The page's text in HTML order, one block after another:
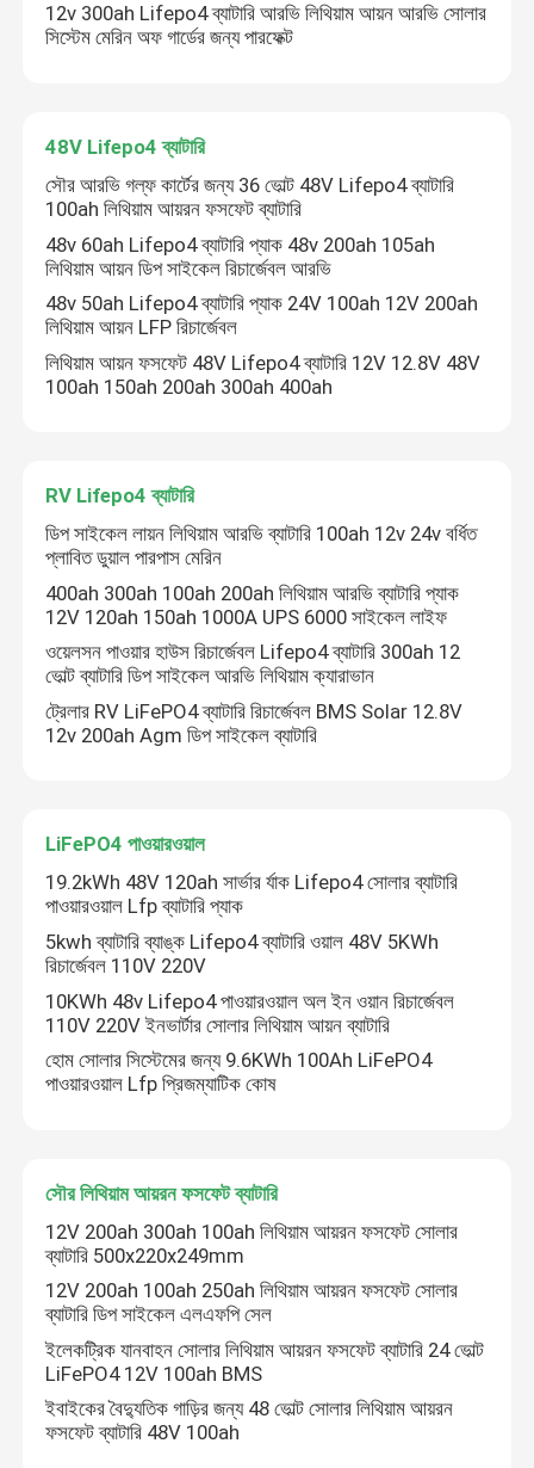
বাড়ি
পণ্য
12v 300ah Lifepo4 ব্যাটারি আরভি লিথিয়াম আয়ন আরভি সোলার
সিস্টেম মেরিন অফ গার্ডের জন্য পারফেক্ট
48V Lifepo4 ব্যাটারি
সৌর আরভি গল্ফ কার্টের জন্য 36 ভোল্ট 48V Lifepo4 ব্যাটারি
100ah লিথিয়াম আয়রন ফসফেট ব্যাটারি
48v 60ah Lifepo4 ব্যাটারি প্যাক 48v 200ah 105ah
লিথিয়াম আয়ন ডিপ সাইকেল রিচার্জেবল আরভি
48v 50ah Lifepo4 ব্যাটারি প্যাক 24V 100ah 12V 200ah
লিথিয়াম আয়ন LFP রিচার্জেবল
লিথিয়াম আয়ন ফসফেট 48V Lifepo4 ব্যাটারি 12V 12.8V 48V
100ah 150ah 200ah 300ah 400ah
RV Lifepo4 ব্যাটারি
ডিপ সাইকেল লায়ন লিথিয়াম আরভি ব্যাটারি 100ah 12v 24v বর্ধিত
প্লাবিত ডুয়াল পারপাস মেরিন
400ah 300ah 100ah 200ah লিথিয়াম আরভি ব্যাটারি প্যাক
12V 120ah 150ah 1000A UPS 6000 সাইকেল লাইফ
ওয়েলসন পাওয়ার হাউস রিচার্জেবল Lifepo4 ব্যাটারি 300ah 12
ভোল্ট ব্যাটারি ডিপ সাইকেল আরভি লিথিয়াম ক্যারাভান
ট্রেলার RV LiFePO4 ব্যাটারি রিচার্জেবল BMS Solar 12.8V
12v 200ah Agm ডিপ সাইকেল ব্যাটারি
LiFePO4 পাওয়ারওয়াল
19.2kWh 48V 120ah সার্ভার র্যাক Lifepo4 সোলার ব্যাটারি
পাওয়ারওয়াল Lfp ব্যাটারি প্যাক
5kwh ব্যাটারি ব্যাঙ্ক Lifepo4 ব্যাটারি ওয়াল 48V 5KWh
রিচার্জেবল 110V 220V
10KWh 48v Lifepo4 পাওয়ারওয়াল অল ইন ওয়ান রিচার্জেবল
110V 220V ইনভার্টার সোলার লিথিয়াম আয়ন ব্যাটারি
হোম সোলার সিস্টেমের জন্য 9.6KWh 100Ah LiFePO4
পাওয়ারওয়াল Lfp প্রিজম্যাটিক কোষ
সৌর লিথিয়াম আয়রন ফসফেট ব্যাটারি
12V 200ah 300ah 100ah লিথিয়াম আয়রন ফসফেট সোলার
ব্যাটারি 500x220x249mm
12V 200ah 100ah 250ah লিথিয়াম আয়রন ফসফেট সোলার
ব্যাটারি ডিপ সাইকেল এলএফপি সেল
ইলেকট্রিক যানবাহন সোলার লিথিয়াম আয়রন ফসফেট ব্যাটারি 24 ভোল্ট
LiFePO4 12V 100ah BMS
ইবাইকের বৈদ্যুতিক গাড়ির জন্য 48 ভোল্ট সোলার লিথিয়াম আয়রন
ফসফেট ব্যাটারি 48V 100ah